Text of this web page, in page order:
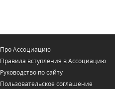
Про Ассоциацию
Правила вступления в Ассоциацию
Руководство по сайту
Пользовательское соглашение